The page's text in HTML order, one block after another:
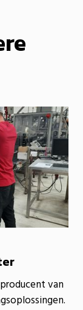
van